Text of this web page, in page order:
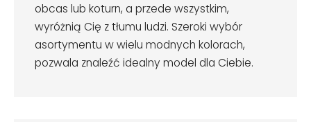
obcas lub koturn, a przede wszystkim,
wyróżnią Cię z tłumu ludzi. Szeroki wybór
asortymentu w wielu modnych kolorach,
pozwala znaleźć idealny model dla Ciebie.